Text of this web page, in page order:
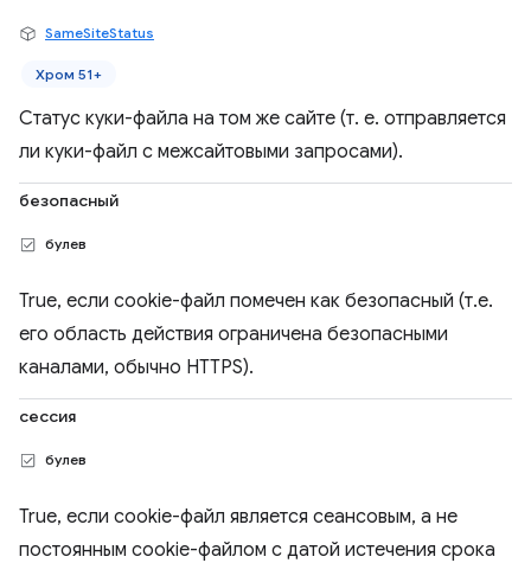
SameSiteStatus
Хром 51+
Статус куки-файла на том же сайте (т. е. отправляется
ли куки-файл с межсайтовыми запросами).
безопасный
булев
True, если cookie-файл помечен как безопасный (т.е.
его область действия ограничена безопасными
каналами, обычно HTTPS).
сессия
булев
True, если cookie-файл является сеансовым, а не
постоянным cookie-файлом с датой истечения срока